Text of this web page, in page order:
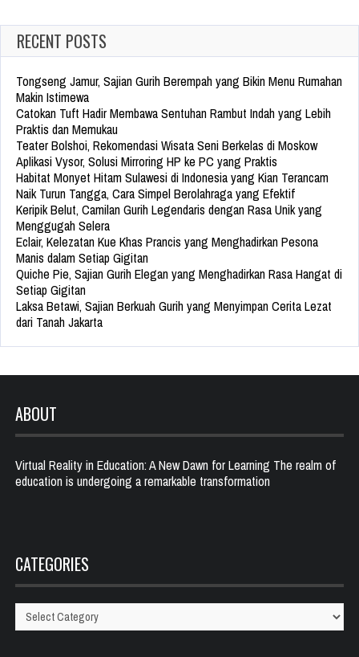
RECENT POSTS
Tongseng Jamur, Sajian Gurih Berempah yang Bikin Menu Rumahan
Makin Istimewa
Catokan Tuft Hadir Membawa Sentuhan Rambut Indah yang Lebih
Praktis dan Memukau
Teater Bolshoi, Rekomendasi Wisata Seni Berkelas di Moskow
Aplikasi Vysor, Solusi Mirroring HP ke PC yang Praktis
Habitat Monyet Hitam Sulawesi di Indonesia yang Kian Terancam
Naik Turun Tangga, Cara Simpel Berolahraga yang Efektif
Keripik Belut, Camilan Gurih Legendaris dengan Rasa Unik yang
Menggugah Selera
Eclair, Kelezatan Kue Khas Prancis yang Menghadirkan Pesona
Manis dalam Setiap Gigitan
Quiche Pie, Sajian Gurih Elegan yang Menghadirkan Rasa Hangat di
Setiap Gigitan
Laksa Betawi, Sajian Berkuah Gurih yang Menyimpan Cerita Lezat
dari Tanah Jakarta
ABOUT
Virtual Reality in Education: A New Dawn for Learning The realm of
education is undergoing a remarkable transformation
CATEGORIES
Categories